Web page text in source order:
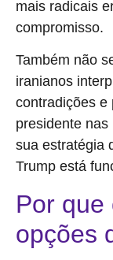
mais radicais
compromisso.
Também não
iranianos
contradições e
presidente
sua estratégia
Trump está
Por que
opções